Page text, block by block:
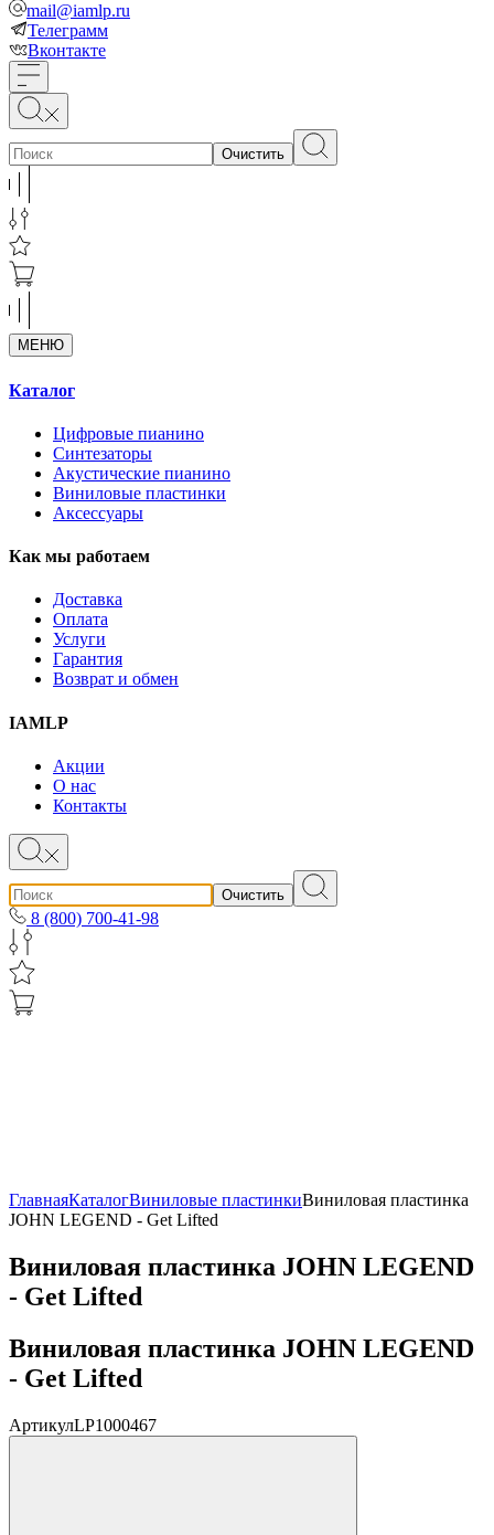
mail@iamlp.ru
Телеграмм
Вконтакте
Очистить
МЕНЮ
Каталог
Цифровые пианино
Синтезаторы
Акустические пианино
Виниловые пластинки
Аксессуары
Как мы работаем
Доставка
Оплата
Услуги
Гарантия
Возврат и обмен
IAMLP
Акции
О нас
Контакты
Очистить
8 (800) 700-41-98
ГлавнаяКаталогВиниловые пластинкиВиниловая пластинка
JOHN LEGEND - Get Lifted
Виниловая пластинка JOHN LEGEND
- Get Lifted
Виниловая пластинка JOHN LEGEND
- Get Lifted
АртикулLP1000467